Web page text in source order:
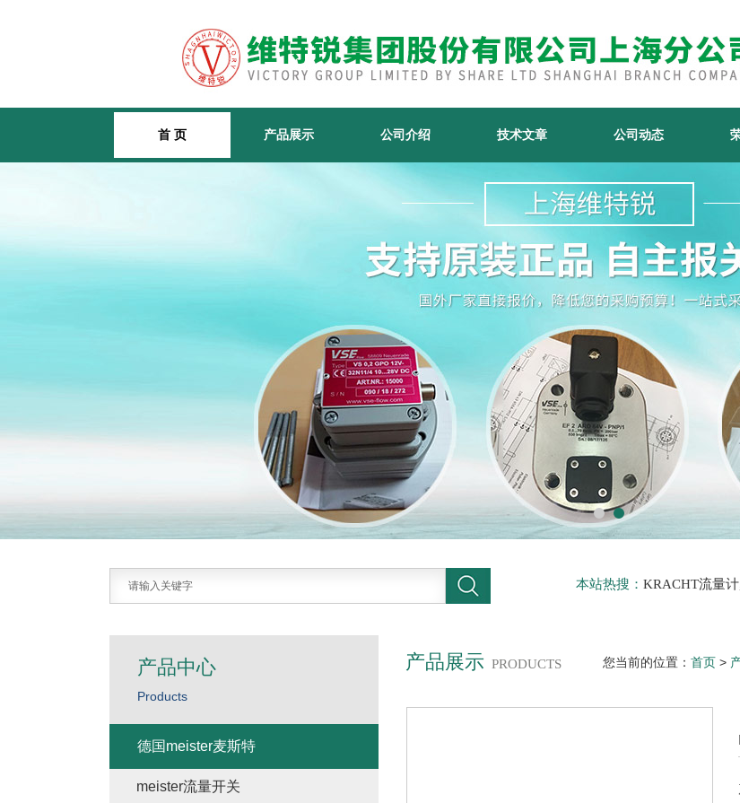
首 页 产品展示 公司介绍 技术文章 公司动态
本站热搜： KRACHT流量
产品展示 PRODUCTS 您当前的位置： 首页 >
产品中心
Products
德国meister麦斯特
meister流量开关